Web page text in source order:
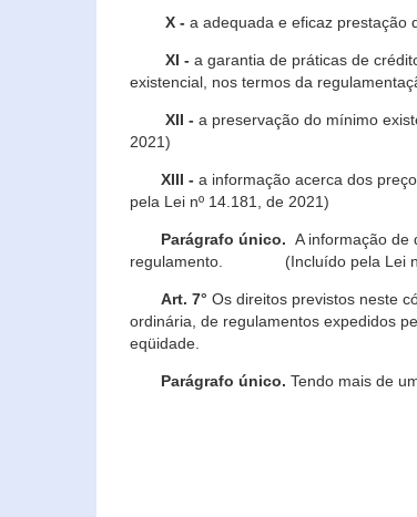
X - a adequada e eficaz prestação
XI - a garantia de práticas de
existencial, nos termos da
XII - a preservação do mínimo
2021)
XIII - a informação acerca dos
pela Lei nº 14.181, de 2021)
Parágrafo único. A informação de
regulamento. (Incluído pela Lei nº
Art. 7° Os direitos previstos neste
ordinária, de regulamentos expedidos
eqüidade.
Parágrafo único. Tendo mais de